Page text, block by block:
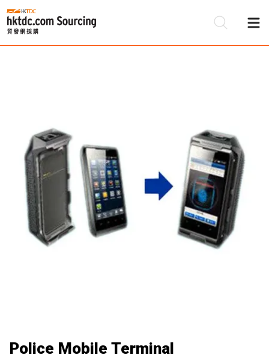
Police Mobile Terminal